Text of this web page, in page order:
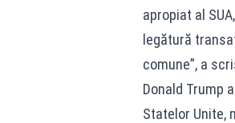
apropiat al
legătură
comune”, a
Donald Trump
Statelor Unite,